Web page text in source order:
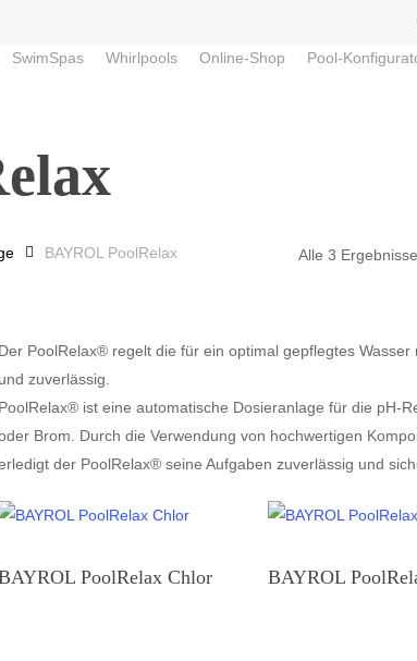
SwimSpas Whirlpools Online-Shop Pool-
Alle 3
BAYROL PoolRelax
Der PoolRelax® regelt die für ein optimal gepflegtes
und zuverlässig.
PoolRelax® ist eine automatische Dosieranlage für die pH-
Brom. Durch die Verwendung von hochwertigen
der PoolRelax® seine Aufgaben zuverlässig und
PoolRelax Chlor BAYROL